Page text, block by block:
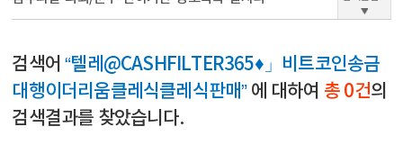
검색어“텔레@CASHFILTER365♦」비트코인송금
대행이더리움클레식클레식판매”에 대하여 총 0건의
검색결과를 찾았습니다.